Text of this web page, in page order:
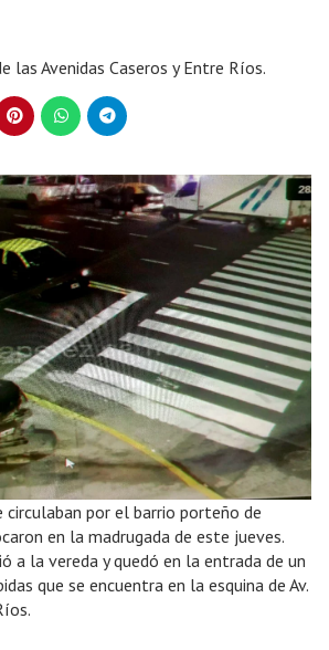
las Avenidas Caseros y Entre Ríos.
circulaban por el barrio porteño de
en la madrugada de este jueves.
a la vereda y quedó en la entrada de un
que se encuentra en la esquina de Av.